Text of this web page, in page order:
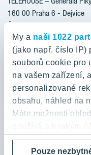
My a naši 1022
(jako např. číslo IP)
souborů cookie pro
na vašem zařízení,
personalizované
obsahu, náhled na
Máte možnosti
Pokud to povolíte,
Pouze
Kariéra
O nás
YIT PLUS
TOIVO Roztyly II
KALEVALA
VIRTA Kladno
KATTILA Kamýk
ROSALA
160 00 Praha 6 - Dejvice
Česká republika
800 200 666
domov@yit.cz
Telefon na centrální recepci:
+420 224 318 261
Zásady ochrany